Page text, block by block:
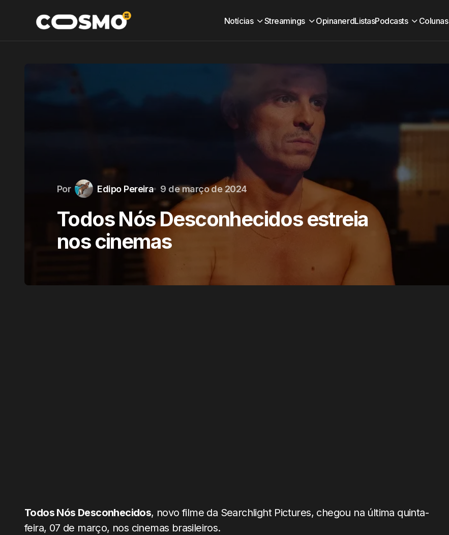
Notícias Streamings OpinanerdListasPodcasts Colunas
Por Edipo Pereira 9 de março de 2024
Todos Nós Desconhecidos estreia
nos cinemas
Todos Nós Desconhecidos, novo filme da Searchlight Pictures, chegou na última quinta-
feira, 07 de março, nos cinemas brasileiros.